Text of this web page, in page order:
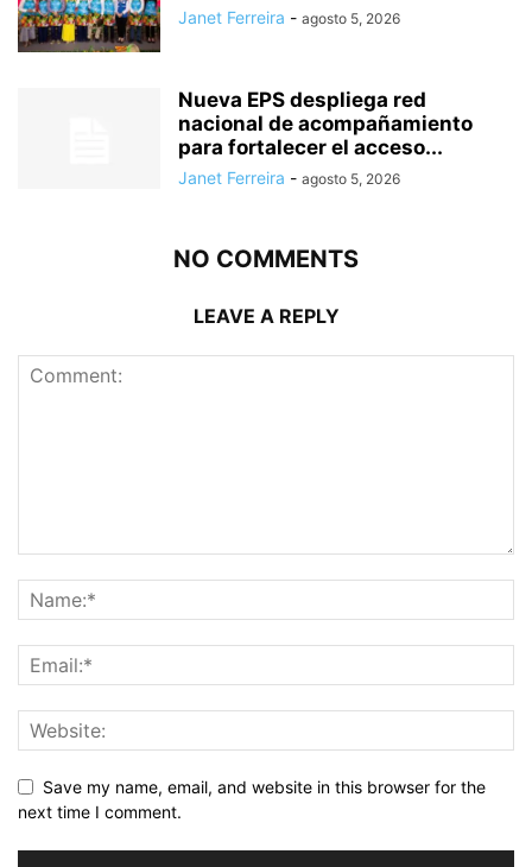
Janet Ferreira - agosto 5, 2026
Nueva EPS despliega red
nacional de acompañamiento
para fortalecer el acceso...
Janet Ferreira - agosto 5, 2026
NO COMMENTS
LEAVE A REPLY
Save my name, email, and website in this browser for the
next time I comment.